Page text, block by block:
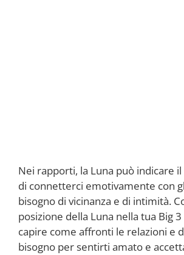
Nei rapporti, la Luna può indicare
di connetterci emotivamente con
bisogno di vicinanza e di intimità.
posizione della Luna nella tua Big
capire come affronti le relazioni e
bisogno per sentirti amato e